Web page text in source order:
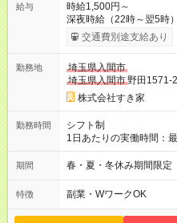
給与
時給1,500円～
深夜時給（22時～翌5時）：1500円 【試用
試用期間の長さ：1ヶ月
試用期間の実態は30日
同時給）
交通費別途支給あり
勤務地
埼玉県入間市
埼玉県入間市野田1571-2
株式会社すき家
勤務時間
シフト制
1日あたりの実働時間：
週2日～・1日2h～OK◎
のみ勤務可能です（18歳未
す。 必ず、2名以上での
す。
期間 春・夏・冬休み期間限定
特徴 副業・WワークOK